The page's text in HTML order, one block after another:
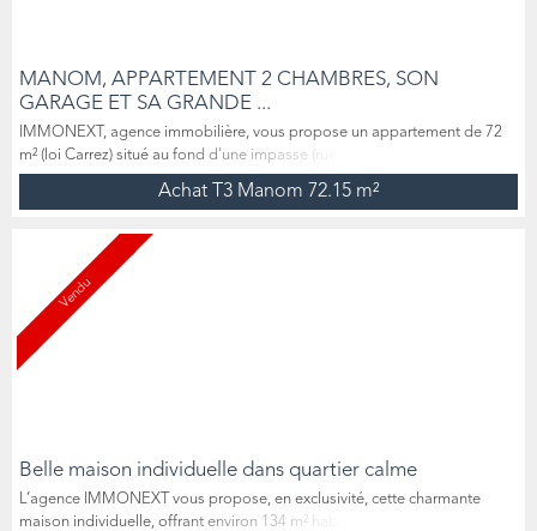
MANOM, APPARTEMENT 2 CHAMBRES, SON
GARAGE ET SA GRANDE ...
IMMONEXT, agence immobilière, vous propose un appartement de 72
m² (loi Carrez) situé au fond d'une impasse (rue Jean Wiltz) à MANOM,
sa belle terrasse, son garage individuel et son jardin privatif. Situé au 1er
étage (sur deux) d’une petite résidence de 3 appartements gérée de
espace cuisine ouvert sur le salon-séjour ex...
Achat T3 Manom 72.15 m²
Vendu
Belle maison individuelle dans quartier calme
L’agence IMMONEXT vous propose, en exclusivité, cette charmante
maison individuelle, offrant environ 134 m² habitables. Idéalement située